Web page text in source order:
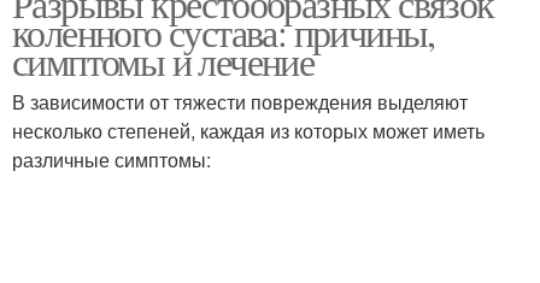
коленного сустава: причины,
симптомы и лечение
В зависимости от тяжести повреждения выделяют
несколько степеней, каждая из которых может иметь
различные симптомы: